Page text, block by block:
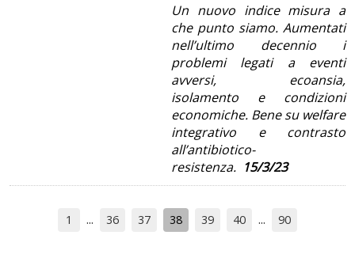
Un nuovo indice misura a
che punto siamo. Aumentati
nell’ultimo decennio i
problemi legati a eventi
avversi, ecoansia,
isolamento e condizioni
economiche. Bene su welfare
integrativo e contrasto
all’antibiotico-
resistenza. 15/3/23
1 36 37 38 39 40 90